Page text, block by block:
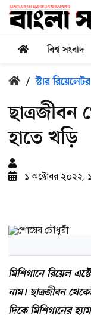
বিশ্ব সংবাদ
/ স্টার রিয়েলেটর
ছাত্রজীবন
হাতে খড়ি
১ অক্টোবর ২০২২,
মিশিগানে রিয়েল
নাম। ছাত্রজীবন
দিকে মিশিগানের